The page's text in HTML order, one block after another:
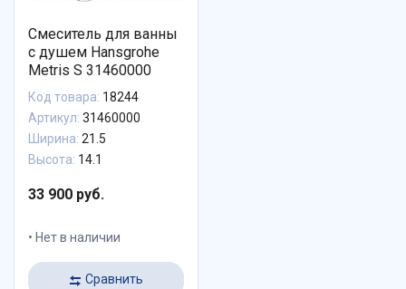
Смеситель для ванны
с душем Hansgrohe
Metris S 31460000
Код товара: 18244
Артикул: 31460000
Ширина: 21.5
Высота: 14.1
33 900 руб.
Нет в наличии
Сравнить